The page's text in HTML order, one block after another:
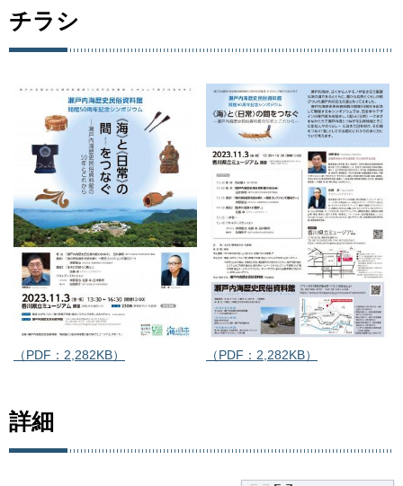
チラシ
（PDF：2,282KB） （PDF：2,282KB）
詳細